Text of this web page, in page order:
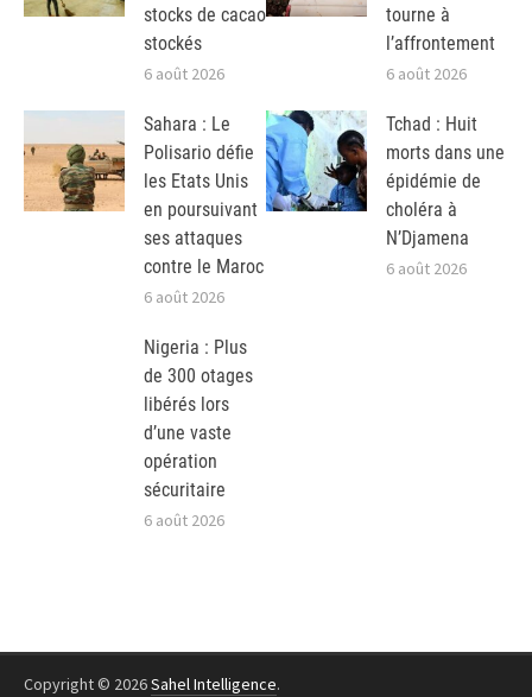
stocks de cacao
stockés
6 août 2026
tourne à
l’affrontement
6 août 2026
Sahara : Le
Polisario défie
les Etats Unis
en poursuivant
ses attaques
contre le Maroc
6 août 2026
Tchad : Huit
morts dans une
épidémie de
choléra à
N’Djamena
6 août 2026
Nigeria : Plus
de 300 otages
libérés lors
d’une vaste
opération
sécuritaire
6 août 2026
Copyright © 2026Sahel Intelligence.